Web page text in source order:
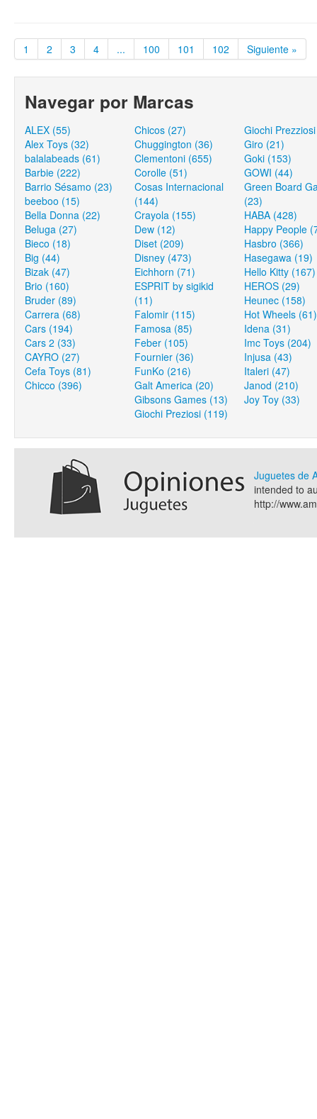
1 2 3 4 ... 100 101 102 Siguiente »
Navegar por Marcas
ALEX (55)
Alex Toys (32)
balalabeads (61)
Barbie (222)
Barrio Sésamo (23)
beeboo (15)
Bella Donna (22)
Beluga (27)
Bieco (18)
Big (44)
Bizak (47)
Brio (160)
Bruder (89)
Carrera (68)
Cars (194)
Cars 2 (33)
CAYRO (27)
Cefa Toys (81)
Chicco (396)
Chicos (27)
Chuggington (36)
Clementoni (655)
Corolle (51)
Cosas Internacional
(144)
Crayola (155)
Dew (12)
Diset (209)
Disney (473)
Eichhorn (71)
ESPRIT by sigikid
(11)
Falomir (115)
Famosa (85)
Feber (105)
Fournier (36)
FunKo (216)
Galt America (20)
Gibsons Games (13)
Giochi Preziosi (119)
Giochi
Giro (21)
Goki (153)
GOWI (44)
Green Board
(23)
HABA (428)
Happy People
Hasbro (366)
Hasegawa (19)
Hello Kitty (167)
HEROS (29)
Heunec (158)
Hot Wheels (61)
Idena (31)
Imc Toys (204)
Injusa (43)
Italeri (47)
Janod (210)
Joy Toy (33)
Juguetes de
intended to
http://